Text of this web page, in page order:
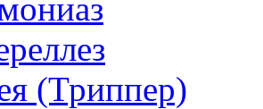
(Триппер)